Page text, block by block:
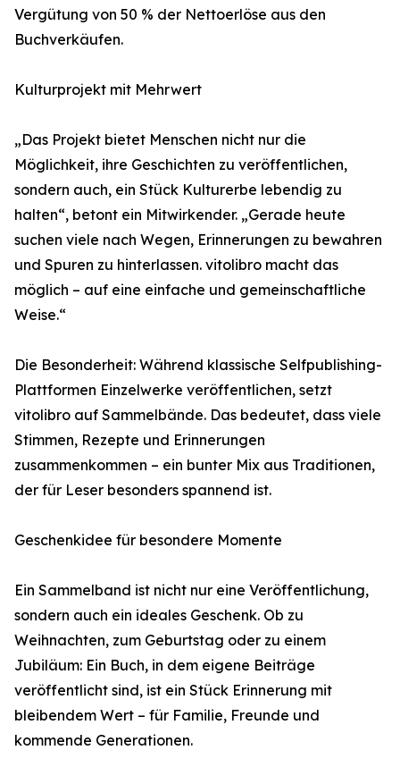
Vergütung von 50 % der Nettoerlöse aus den
Buchverkäufen.
Kulturprojekt mit Mehrwert
„Das Projekt bietet Menschen nicht nur die
Möglichkeit, ihre Geschichten zu veröffentlichen,
sondern auch, ein Stück Kulturerbe lebendig zu
halten“, betont ein Mitwirkender. „Gerade heute
suchen viele nach Wegen, Erinnerungen zu bewahren
und Spuren zu hinterlassen. vitolibro macht das
möglich – auf eine einfache und gemeinschaftliche
Weise.“
Die Besonderheit: Während klassische Selfpublishing-
Plattformen Einzelwerke veröffentlichen, setzt
vitolibro auf Sammelbände. Das bedeutet, dass viele
Stimmen, Rezepte und Erinnerungen
zusammenkommen – ein bunter Mix aus Traditionen,
der für Leser besonders spannend ist.
Geschenkidee für besondere Momente
Ein Sammelband ist nicht nur eine Veröffentlichung,
sondern auch ein ideales Geschenk. Ob zu
Weihnachten, zum Geburtstag oder zu einem
Jubiläum: Ein Buch, in dem eigene Beiträge
veröffentlicht sind, ist ein Stück Erinnerung mit
bleibendem Wert – für Familie, Freunde und
kommende Generationen.